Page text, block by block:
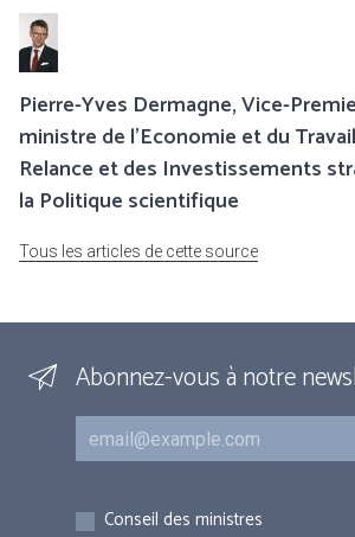
Pierre-Yves Dermagne, Vice-
ministre de l’Economie et du
Relance et des Investissements
la Politique scientifique
Tous les articles de cette source
Abonnez-vous à notre
Courriel
Inscriptions
Conseil des ministres